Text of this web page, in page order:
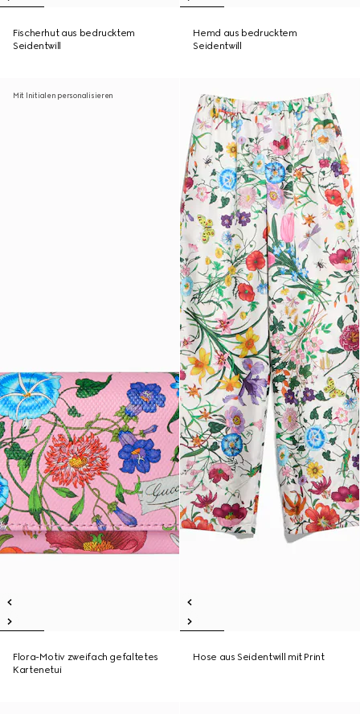
Fischerhut aus bedrucktem
Seidentwill
Hemd aus bedrucktem
Seidentwill
Mit Initialen personalisieren
Flora-Motiv zweifach gefaltetes
Kartenetui
Hose aus Seidentwill mit Print